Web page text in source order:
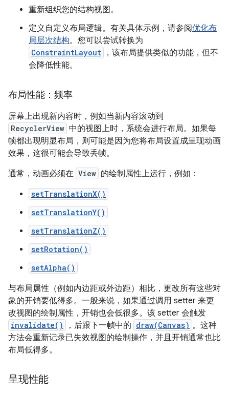
重新组织您的结构视图。
定义自定义布局逻辑。有关具体示例，请参阅优化布
局层次结构。您可以尝试转换为
ConstraintLayout
，该布局提供类似的功能，但不
会降低性能。
布局性能：频率
屏幕上出现新内容时，例如当新内容滚动到
RecyclerView 中的视图上时，系统会进行布局。如果每
帧都出现明显布局，则可能是因为您将布局设置成呈现动画
效果，这很可能会导致丢帧。
通常，动画必须在 View 的绘制属性上运行，例如：
setTranslationX()
setTranslationY()
setTranslationZ()
setRotation()
setAlpha()
与布局属性（例如内边距或外边距）相比，更改所有这些对
象的开销要低得多。一般来说，如果通过调用 setter 来更
改视图的绘制属性，开销也会低很多。该 setter 会触发
invalidate() ，后跟下一帧中的 draw(Canvas) 。这种
方法会重新记录已失效视图的绘制操作，并且开销通常也比
布局低得多。
呈现性能